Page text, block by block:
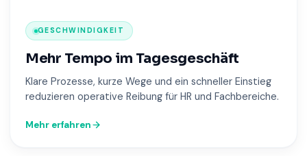
GESCHWINDIGKEIT
Mehr Tempo im Tagesgeschäft
Klare Prozesse, kurze Wege und ein schneller Einstieg
reduzieren operative Reibung für HR und Fachbereiche.
Mehr erfahren